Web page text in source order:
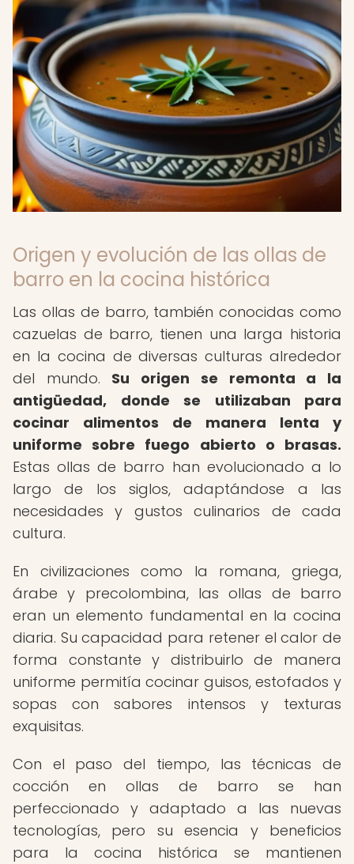
Origen y evolución de las ollas de
barro en la cocina histórica
Las ollas de barro, también conocidas como
cazuelas de barro, tienen una larga historia
en la cocina de diversas culturas alrededor
del mundo. Su origen se remonta a la
antigüedad, donde se utilizaban para
cocinar alimentos de manera lenta y
uniforme sobre fuego abierto o brasas.
Estas ollas de barro han evolucionado a lo
largo de los siglos, adaptándose a las
necesidades y gustos culinarios de cada
cultura.
En civilizaciones como la romana, griega,
árabe y precolombina, las ollas de barro
eran un elemento fundamental en la cocina
diaria. Su capacidad para retener el calor de
forma constante y distribuirlo de manera
uniforme permitía cocinar guisos, estofados y
sopas con sabores intensos y texturas
exquisitas.
Con el paso del tiempo, las técnicas de
cocción en ollas de barro se han
perfeccionado y adaptado a las nuevas
tecnologías, pero su esencia y beneficios
para la cocina histórica se mantienen